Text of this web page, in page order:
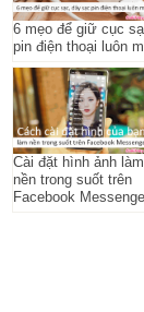
6 mẹo để giữ cục
pin điện thoại luôn
Cài đặt hình ảnh làm
nền trong suốt trên
Facebook